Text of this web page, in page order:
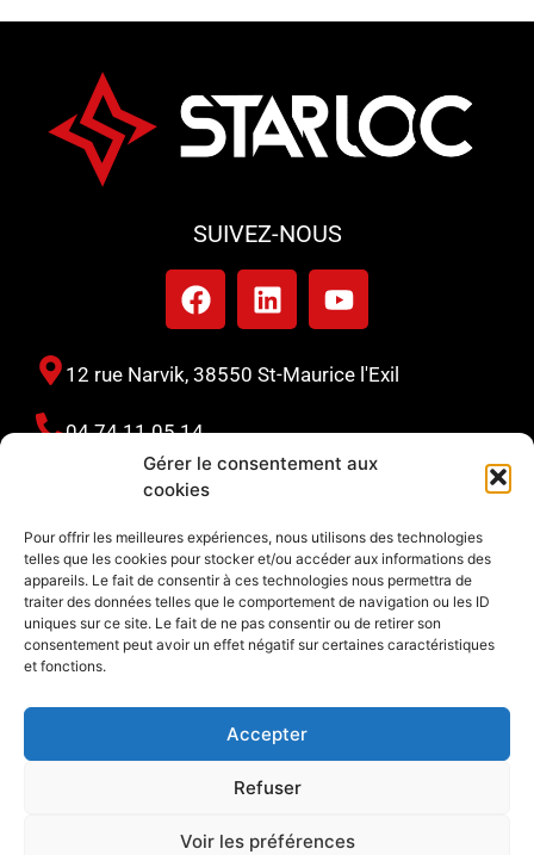
Gérer le consentement aux
cookies
Pour offrir les meilleures expériences, nous utilisons des technologies
telles que les cookies pour stocker et/ou accéder aux informations des
appareils. Le fait de consentir à ces technologies nous permettra de
traiter des données telles que le comportement de navigation ou les ID
uniques sur ce site. Le fait de ne pas consentir ou de retirer son
consentement peut avoir un effet négatif sur certaines caractéristiques
et fonctions.
Accepter
Refuser
Voir les préférences
SUIVEZ-NOUS
12 rue Narvik, 38550 St-Maurice l'Exil
04 74 11 05 14
06 80 40 65 21
127 avenue du périgord, 33370 Yvrac
06 80 40 65 21
Mentions légales